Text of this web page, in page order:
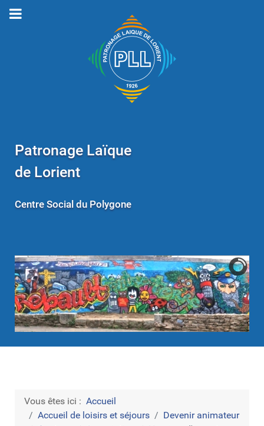
Patronage Laïque
de Lorient
Centre Social du Polygone
Vous êtes ici : Accueil
Accueil de loisirs et séjours
Devenir animateur